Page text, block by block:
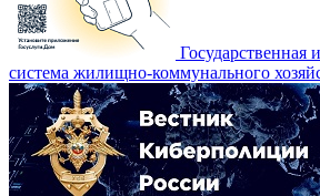
Государственная
система жилищно-коммунального